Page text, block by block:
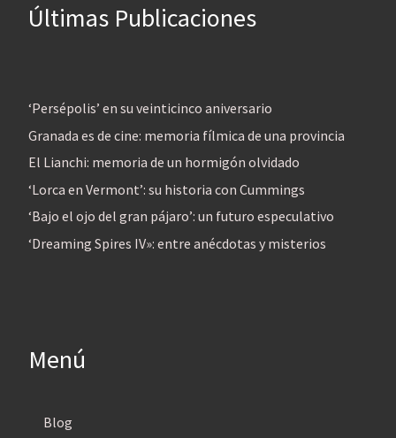
Últimas Publicaciones
‘Persépolis’ en su veinticinco aniversario
Granada es de cine: memoria fílmica de una provincia
El Lianchi: memoria de un hormigón olvidado
‘Lorca en Vermont’: su historia con Cummings
‘Bajo el ojo del gran pájaro’: un futuro especulativo
‘Dreaming Spires IV»: entre anécdotas y misterios
Menú
Blog